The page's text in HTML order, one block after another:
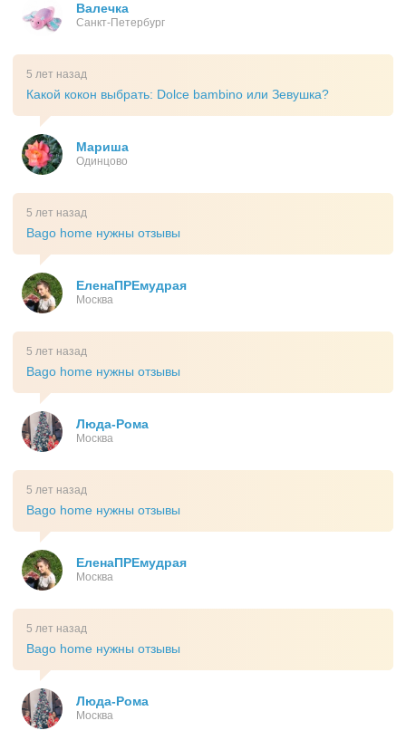
Валечка
Санкт-Петербург
5 лет назад
Какой кокон выбрать: Dolce bambino или Зевушка?
Мариша
Одинцово
5 лет назад
Bago home нужны отзывы
ЕленаПРЕмудрая
Москва
5 лет назад
Bago home нужны отзывы
Люда-Рома
Москва
5 лет назад
Bago home нужны отзывы
ЕленаПРЕмудрая
Москва
5 лет назад
Bago home нужны отзывы
Люда-Рома
Москва